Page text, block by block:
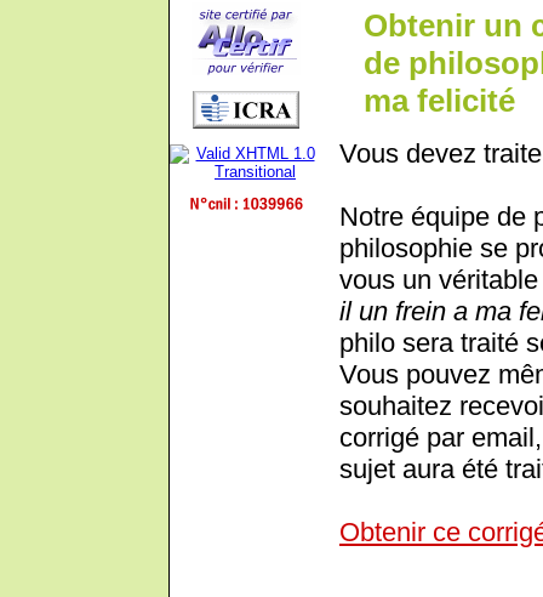
Obtenir un
de
ma felicité
Vous devez
Notre équipe de
philosophie se
vous un
il un frein a ma
philo sera traité
Vous pouvez
souhaitez
corrigé par
sujet aura été
Obtenir ce